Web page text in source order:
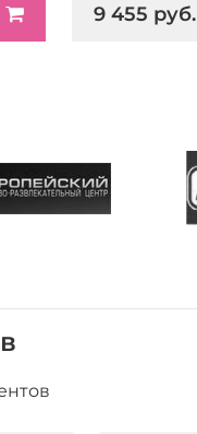
9 455 руб.